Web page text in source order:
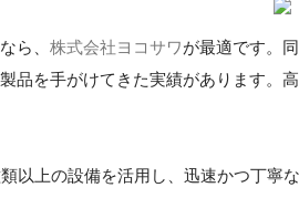
ら、 株式会社ヨコサワが最適です。
品を手がけてきた実績があります。
以上の設備を活用し、迅速かつ丁寧